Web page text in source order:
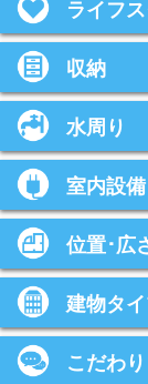
ライフ
収納
水周り
室内設備
位置･広
建物タ
こだわり